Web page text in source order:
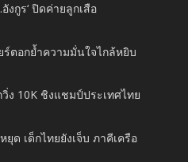
งกูร‘ ปิดค่ายลูกเสือ
ตอกย้ำความมั่นใจไกล้หยิบ
ง 10K ชิงแชมป์ประเทศไทย
ยุด เด็กไทยยังเจ็บ ภาคีเครือ